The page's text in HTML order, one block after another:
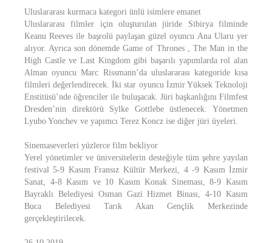
Uluslararası kurmaca kategori ünlü isimlere emanet
Uluslararası filmler için oluşturulan jüride Sibirya filminde
Keanu Reeves ile başrolü paylaşan güzel oyuncu Ana Ularu yer
alıyor. Ayrıca son dönemde Game of Thrones , The Man in the
High Castle ve Last Kingdom gibi başarılı yapımlarda rol alan
Alman oyuncu Marc Rissmann’da uluslararası kategoride kısa
filmleri değerlendirecek. İki star oyuncu İzmir Yüksek Teknoloji
Enstitüsü’nde öğrenciler ile buluşacak. Jüri başkanlığını Filmfest
Dresden’nin direktörü Sylke Gottlebe üstlenecek. Yönetmen
Lyubo Yonchev ve yapımcı Terez Koncz ise diğer jüri üyeleri.
Sinemaseverleri yüzlerce film bekliyor
Yerel yönetimler ve üniversitelerin desteğiyle tüm şehre yayılan
festival 5-9 Kasım Fransız Kültür Merkezi, 4 -9 Kasım İzmir
Sanat, 4-8 Kasım ve 10 Kasım Konak Sineması, 8-9 Kasım
Bayraklı Belediyesi Osman Gazi Hizmet Binası, 4-10 Kasım
Buca Belediyesi Tarık Akan Gençlik Merkezinde
gerçekleştirilecek.